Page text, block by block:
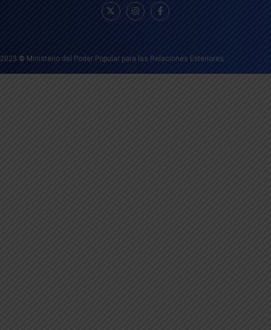
2023 © Ministerio del Poder Popular para las Relaciones Exteriores